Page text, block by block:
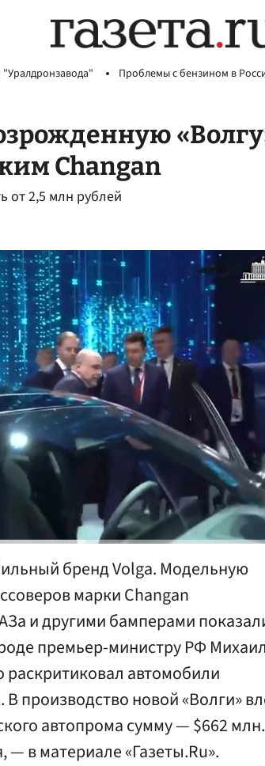
Проблемы с бензином в
Changan
от 2,5 млн рублей
бренд Volga. Модельную
марки Changan
и другими бамперами
премьер-министру РФ
автомобили
В производство новой «Волги»
автопрома сумму — $662 млн.
— в материале «Газеты.Ru».